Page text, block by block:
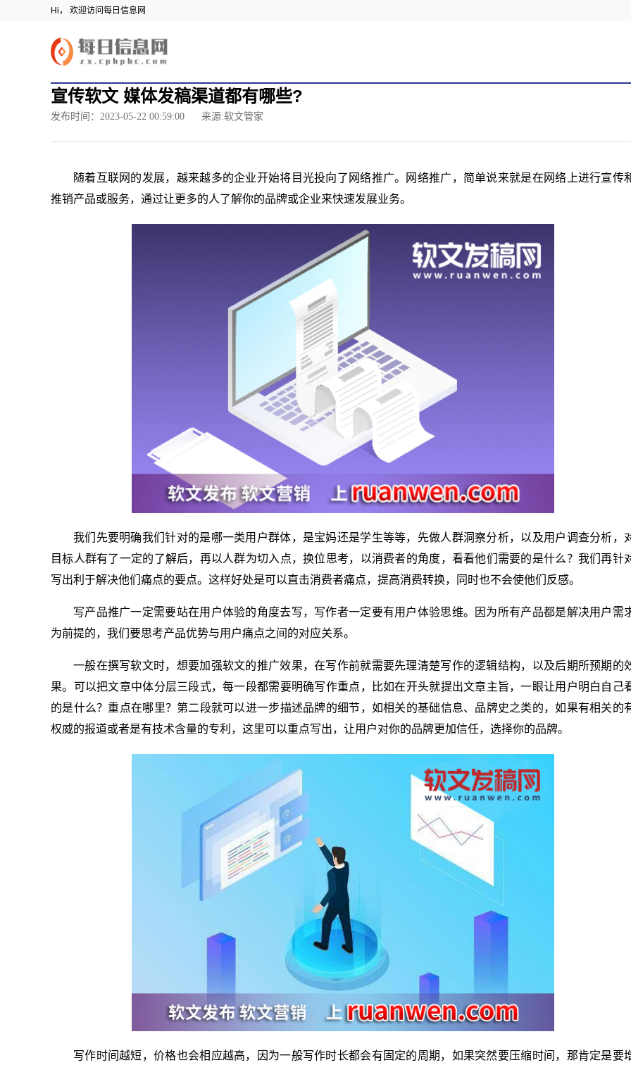
Hi， 欢迎访问每日信息网
宣传软文 媒体发稿渠道都有哪些?
发布时间：2023-05-22 00:59:00 来源:软文管家
随着互联网的发展，越来越多的企业开始将目光投向了网络推广。网络推广，简单说来就是在网络上进行宣传
推销产品或服务，通过让更多的人了解你的品牌或企业来快速发展业务。
我们先要明确我们针对的是哪一类用户群体，是宝妈还是学生等等，先做人群洞察分析，以及用户调查分析，
目标人群有了一定的了解后，再以人群为切入点，换位思考，以消费者的角度，看看他们需要的是什么？我们再针
写出利于解决他们痛点的要点。这样好处是可以直击消费者痛点，提高消费转换，同时也不会使他们反感。
写产品推广一定需要站在用户体验的角度去写，写作者一定要有用户体验思维。因为所有产品都是解决用户需
为前提的，我们要思考产品优势与用户痛点之间的对应关系。
一般在撰写软文时，想要加强软文的推广效果，在写作前就需要先理清楚写作的逻辑结构，以及后期所预期的
果。可以把文章中体分层三段式，每一段都需要明确写作重点，比如在开头就提出文章主旨，一眼让用户明白自己
的是什么？重点在哪里？第二段就可以进一步描述品牌的细节，如相关的基础信息、品牌史之类的，如果有相关的
权威的报道或者是有技术含量的专利，这里可以重点写出，让用户对你的品牌更加信任，选择你的品牌。
写作时间越短，价格也会相应越高，因为一般写作时长都会有固定的周期，如果突然要压缩时间，那肯定是要